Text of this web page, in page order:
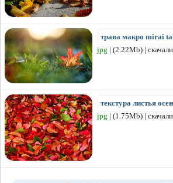
трава макро mirai
jpg | (2.22Mb) |
текстура листья
jpg | (1.75Mb) |